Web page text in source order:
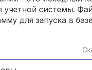
системы.
для запуска в